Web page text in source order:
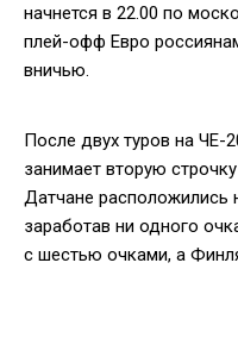
начнется в 22.00 по
плей-офф Евро
вничью.
После двух туров на ЧЕ-
занимает вторую
Датчане расположились
заработав ни одного
с шестью очками, а